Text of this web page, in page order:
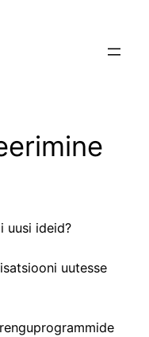
uusi ideid?
uutesse